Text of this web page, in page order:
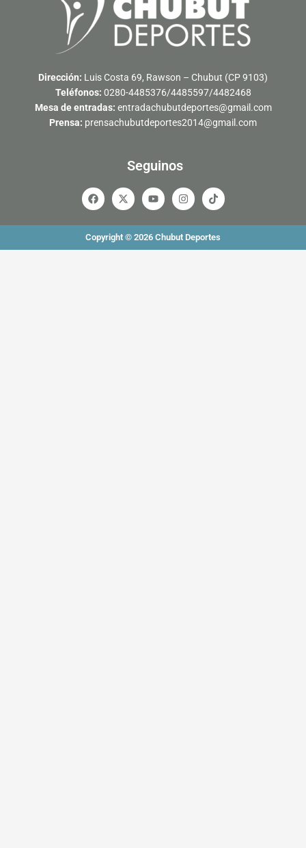
Dirección: Luis Costa 69, Rawson – Chubut (CP 9103)
Teléfonos: 0280-4485376/4485597/4482468
Mesa de entradas: entradachubutdeportes@gmail.com
Prensa: prensachubutdeportes2014@gmail.com
Seguinos
F
a
c
e
b
o
o
X
-
t
w
i
t
t
Y
o
u
t
u
b
e
I
n
s
t
a
g
r
T
i
k
t
o
k
Copyright © 2026 Chubut Deportes